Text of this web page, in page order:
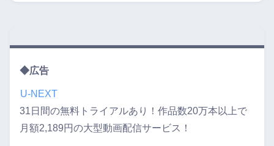
◆広告
U-NEXT
31日間の無料トライアルあり！作品数20万本以上で
月額2,189円の大型動画配信サービス！